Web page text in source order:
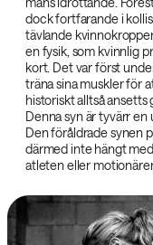
dock fortfarande i
tävlande
en fysik, som kvinnlig
kort. Det var först
träna sina muskler för
historiskt alltså ansetts
Denna syn är tyvärr
Den föråldrade synen
därmed inte hängt
atleten eller